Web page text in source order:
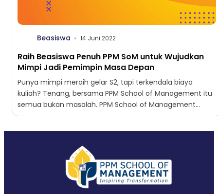
Beasiswa 14 Juni 2022
Raih Beasiswa Penuh PPM SoM untuk Wujudkan
Mimpi Jadi Pemimpin Masa Depan
Punya mimpi meraih gelar S2, tapi terkendala biaya
kuliah? Tenang, bersama PPM School of Management itu
semua bukan masalah. PPM School of Management
tahun ini...